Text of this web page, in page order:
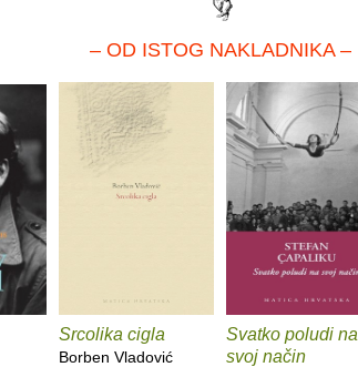
– OD ISTOG NAKLADNIKA –
Srcolika cigla
Borben Vladović
Svatko poludi na
svoj način